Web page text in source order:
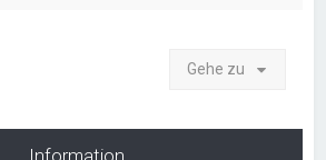
Gehe zu
Information